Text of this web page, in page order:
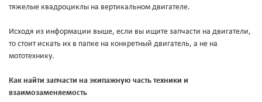
тяжелые квадроциклы на вертикальном двигателе.
Исходя из информации выше, если вы ищите запчасти на двигатели,
то стоит искать их в папке на конкретный двигатель, а не на
мототехнику.
Как найти запчасти на экипажную часть техники и
взаимозаменяемость